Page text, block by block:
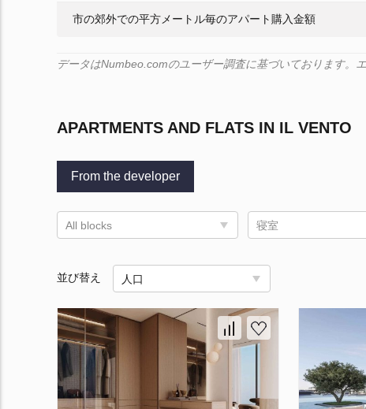
市の郊外での平方メートル毎のアパート購入金額
データはNumbeo.comのユーザー調査に基づいております。
APARTMENTS AND FLATS IN IL VENTO
From the developer
All blocks 寝室
並び替え 人口